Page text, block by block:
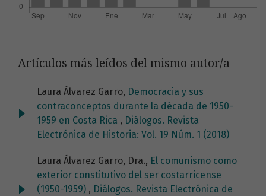
Artículos más leídos del mismo autor/a
Laura Álvarez Garro, Democracia y sus
contraconceptos durante la década de 1950-
1959 en Costa Rica , Diálogos. Revista
Electrónica de Historia: Vol. 19 Núm. 1 (2018)
Laura Álvarez Garro, Dra., El comunismo como
exterior constitutivo del ser costarricense
(1950-1959) , Diálogos. Revista Electrónica de